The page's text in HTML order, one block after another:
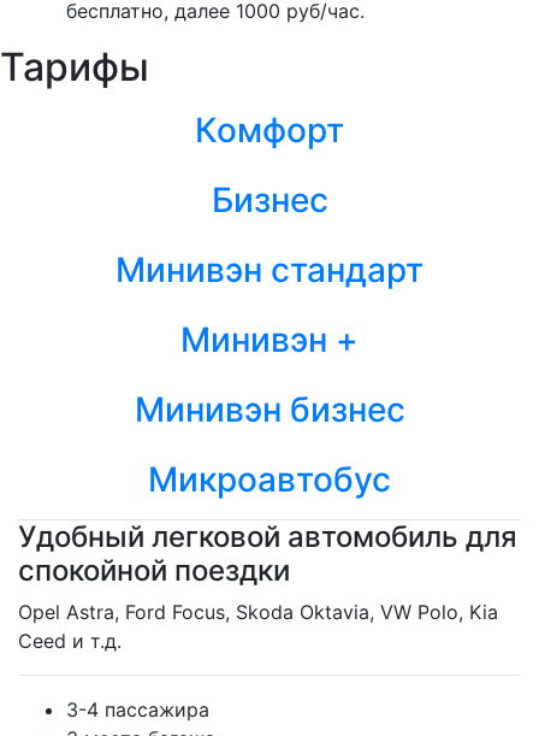
бесплатно, далее 1000 руб/час.
Тарифы
Комфорт
Бизнес
Минивэн стандарт
Минивэн +
Минивэн бизнес
Микроавтобус
Удобный легковой автомобиль для
спокойной поездки
Opel Astra, Ford Focus, Skoda Oktavia, VW Polo, Kia
Ceed и т.д.
3-4 пассажира